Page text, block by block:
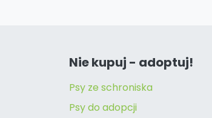
Nie kupuj - adoptuj!
Psy ze schroniska
Psy do adopcji